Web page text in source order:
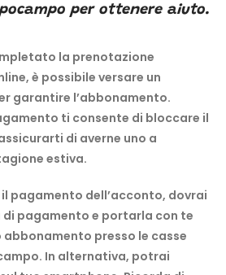
per ottenere aiuto.
la prenotazione
è possibile versare un
garantire l’abbonamento.
ti consente di bloccare il
di averne uno a
estiva.
pagamento dell’acconto, dovrai
pagamento e portarla con te
presso le casse
In alternativa, potrai